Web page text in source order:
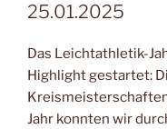
25.01.2025
Das Leichtathletik-
Highlight gestartet:
Jahr konnten wir